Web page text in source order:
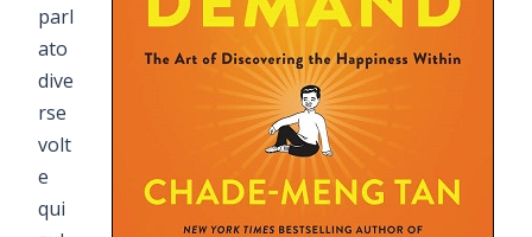
parl
ato
dive
rse
volt
e
qui